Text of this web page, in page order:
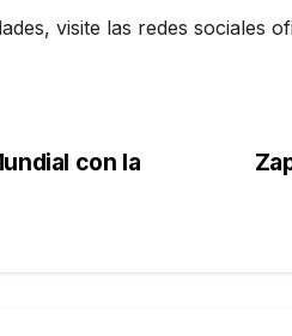
visite las redes sociales
con la